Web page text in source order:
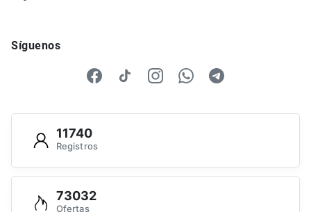
Síguenos
11740
Registros
73032
Ofertas